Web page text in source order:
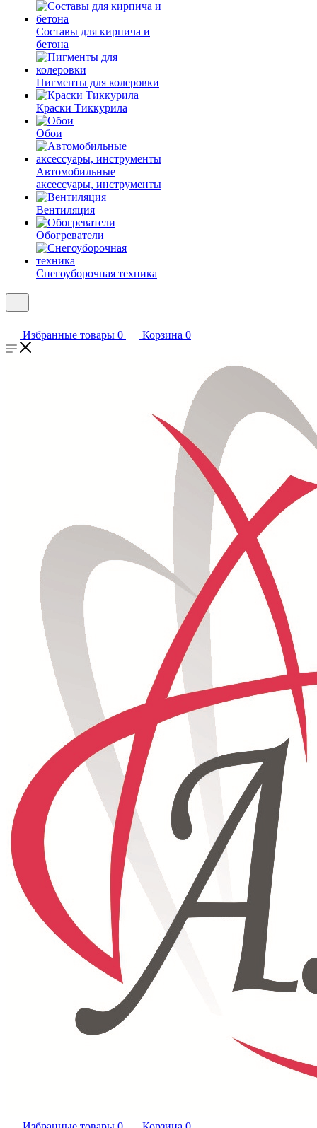
Составы для кирпича и
бетона
Пигменты для колеровки
Краски Тиккурила
Обои
Автомобильные
аксессуары, инструменты
Вентиляция
Обогреватели
Снегоуборочная техника
Избранные товары 0 Корзина 0